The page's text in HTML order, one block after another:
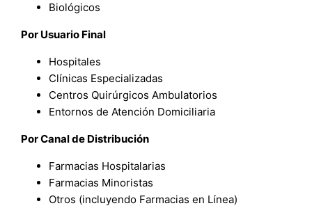
Biológicos
Por Usuario Final
Hospitales
Clínicas Especializadas
Centros Quirúrgicos Ambulatorios
Entornos de Atención Domiciliaria
Por Canal de Distribución
Farmacias Hospitalarias
Farmacias Minoristas
Otros (incluyendo Farmacias en Línea)